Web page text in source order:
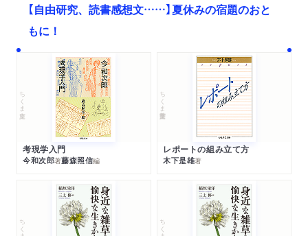
【自由研究、読書感想文……】夏休みの宿題のおと
もに！
ちくま文庫
考現学入門
今和次郎著藤森照信編
ちくま学芸文庫
レポートの組み立て方
木下是雄著
ちくま文庫 ちくま文庫